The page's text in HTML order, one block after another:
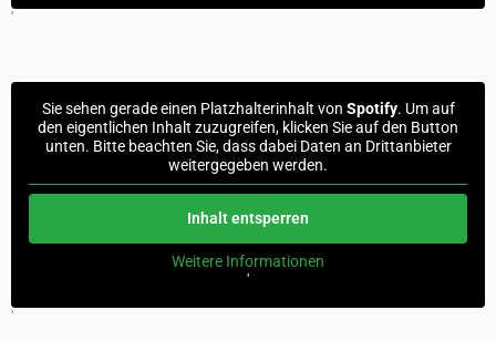
'
Sie sehen gerade einen Platzhalterinhalt von Spotify. Um auf
den eigentlichen Inhalt zuzugreifen, klicken Sie auf den Button
unten. Bitte beachten Sie, dass dabei Daten an Drittanbieter
weitergegeben werden.
Inhalt entsperren
Weitere Informationen
'
'